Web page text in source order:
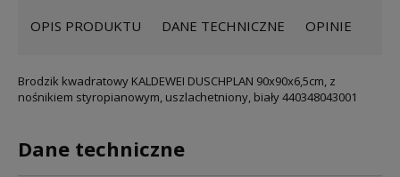
OPIS PRODUKTU DANE TECHNICZNE OPINIE
Brodzik kwadratowy KALDEWEI DUSCHPLAN 90x90x6,5cm, z
nośnikiem styropianowym, uszlachetniony, biały 440348043001
Dane techniczne